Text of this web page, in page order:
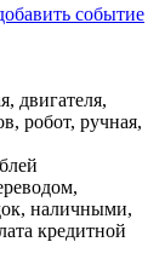
событие
двигателя,
робот, ручная,
наличными,
кредитной